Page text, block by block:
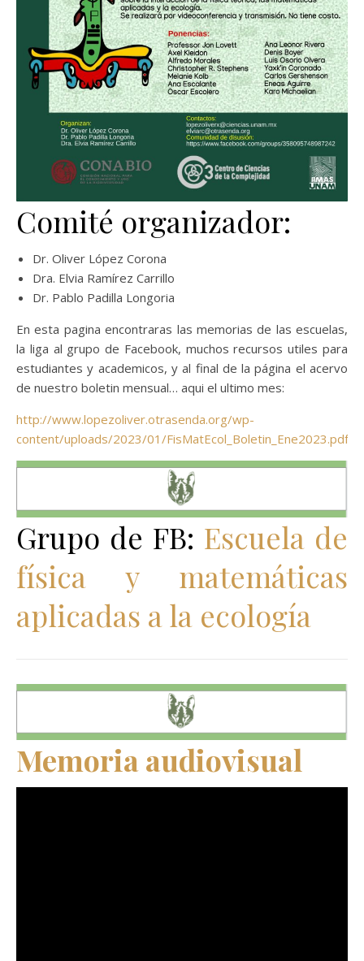
Comité organizador:
Dr. Oliver López Corona
Dra. Elvia Ramírez Carrillo
Dr. Pablo Padilla Longoria
En esta pagina encontraras las memorias de las escuelas,
la liga al grupo de Facebook, muchos recursos utiles para
estudiantes y academicos, y al final de la página el acervo
de nuestro boletin mensual… aqui el ultimo mes:
http://www.lopezoliver.otrasenda.org/wp-
content/uploads/2023/01/FisMatEcol_Boletin_Ene2023.pdf
Grupo de FB: Escuela de
física y matemáticas
aplicadas a la ecología
Memoria audiovisual